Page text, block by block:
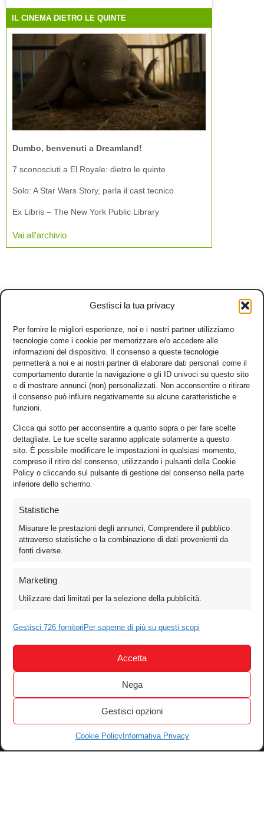
Gestisci la tua privacy
Per fornire le migliori esperienze, noi e i nostri partner utilizziamo
tecnologie come i cookie per memorizzare e/o accedere alle
informazioni del dispositivo. Il consenso a queste tecnologie
permetterà a noi e ai nostri partner di elaborare dati personali come il
comportamento durante la navigazione o gli ID univoci su questo sito
e di mostrare annunci (non) personalizzati. Non acconsentire o ritirare
il consenso può influire negativamente su alcune caratteristiche e
funzioni.
Clicca qui sotto per acconsentire a quanto sopra o per fare scelte
dettagliate. Le tue scelte saranno applicate solamente a questo
sito. È possibile modificare le impostazioni in qualsiasi momento,
compreso il ritiro del consenso, utilizzando i pulsanti della Cookie
Policy o cliccando sul pulsante di gestione del consenso nella parte
inferiore dello schermo.
Statistiche
Misurare le prestazioni degli annunci, Comprendere il pubblico
attraverso statistiche o la combinazione di dati provenienti da
fonti diverse.
Marketing
Utilizzare dati limitati per la selezione della pubblicità.
Gestisci 726 fornitori Per saperne di più su questi scopi
Accetta
Nega
Gestisci opzioni
Cookie PolicyInformativa Privacy
IL CINEMA DIETRO LE QUINTE
Dumbo, benvenuti a Dreamland!
7 sconosciuti a El Royale: dietro le quinte
Solo: A Star Wars Story, parla il cast tecnico
Ex Libris – The New York Public Library
Vai all'archivio
Games
Test
Audio
Festival & Concorsi
Iscriviti alla newsletter